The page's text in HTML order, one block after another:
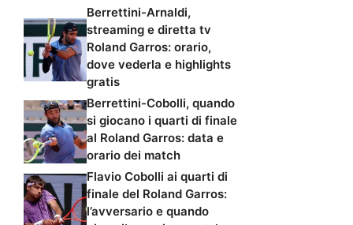
Berrettini-Arnaldi,
streaming e diretta tv
Roland Garros: orario,
dove vederla e highlights
gratis
Berrettini-Cobolli, quando
si giocano i quarti di finale
al Roland Garros: data e
orario dei match
Flavio Cobolli ai quarti di
finale del Roland Garros:
l’avversario e quando